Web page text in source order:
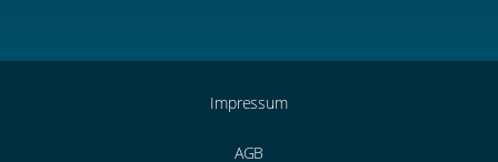
Impressum
AGB